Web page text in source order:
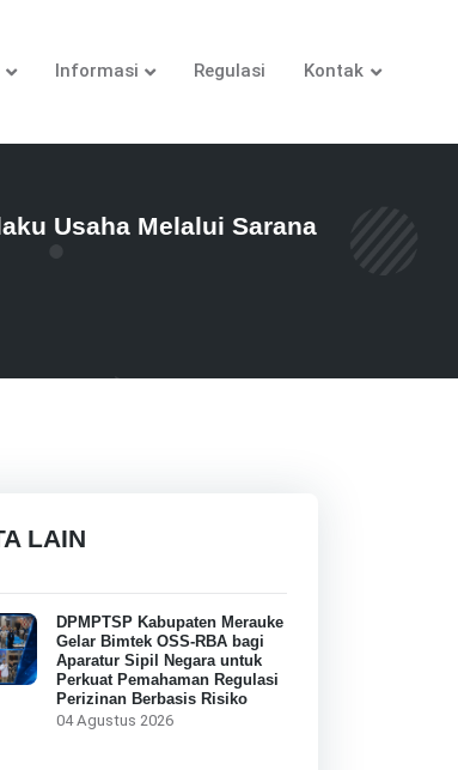
Informasi Regulasi Kontak
Usaha Melalui Sarana
LAIN
DPMPTSP Kabupaten Merauke
Gelar Bimtek OSS-RBA bagi
Aparatur Sipil Negara untuk
Perkuat Pemahaman Regulasi
Perizinan Berbasis Risiko
04 Agustus 2026